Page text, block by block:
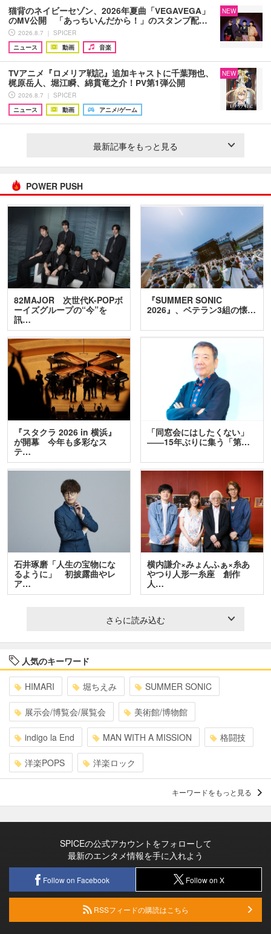
猫背のネイビーセゾン、2026年夏曲「VEGAVEGA」
のMV公開 「あっちいんだから！」のスタンプ配…
2026.8.7 ｜ SPICER
ニュース
動画 音楽
NEW
TVアニメ『ロメリア戦記』追加キャストに千葉翔也、
梶原岳人、堀江瞬、綿貫竜之介！PV第1弾公開
2026.8.7 ｜ SPICER
ニュース
動画 アニメ/ゲーム
NEW
最新記事をもっと見る
POWER PUSH
82MAJOR 次世代K-POPボ
ーイズグループの“今”を
訊…
『SUMMER SONIC
2026』、ベテラン3組の懐…
『スタクラ 2026 in 横浜』
が開幕 今年も多彩なス
テ…
「同窓会にはしたくない」
――15年ぶりに集う「第…
石井琢磨「人生の宝物にな
るように」 初披露曲やレ
ア…
横内謙介×みょんふぁ×糸あ
やつり人形一糸座 創作
人…
さらに読み込む
人気のキーワード
HIMARI 堀ちえみ SUMMER SONIC
展示会/博覧会/展覧会 美術館/博物館
indigo la End MAN WITH A MISSION 格闘技
洋楽POPS 洋楽ロック
キーワードをもっと見る
SPICEの公式アカウントをフォローして
最新のエンタメ情報を手に入れよう
Follow on Facebook Follow on X
RSSフィードの購読はこちら